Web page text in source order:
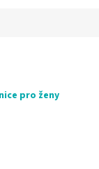
pro ženy